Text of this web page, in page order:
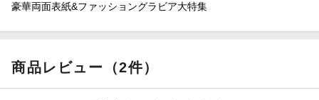
豪華両面表紙&ファッショングラビア大特集
商品レビュー（2件）